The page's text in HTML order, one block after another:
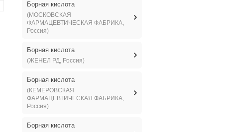
Борная кислота
(МОСКОВСКАЯ
ФАРМАЦЕВТИЧЕСКАЯ ФАБРИКА,
Россия)
Борная кислота
(ЖЕНЕЛ РД, Россия)
Борная кислота
(КЕМЕРОВСКАЯ
ФАРМАЦЕВТИЧЕСКАЯ ФАБРИКА,
Россия)
Борная кислота